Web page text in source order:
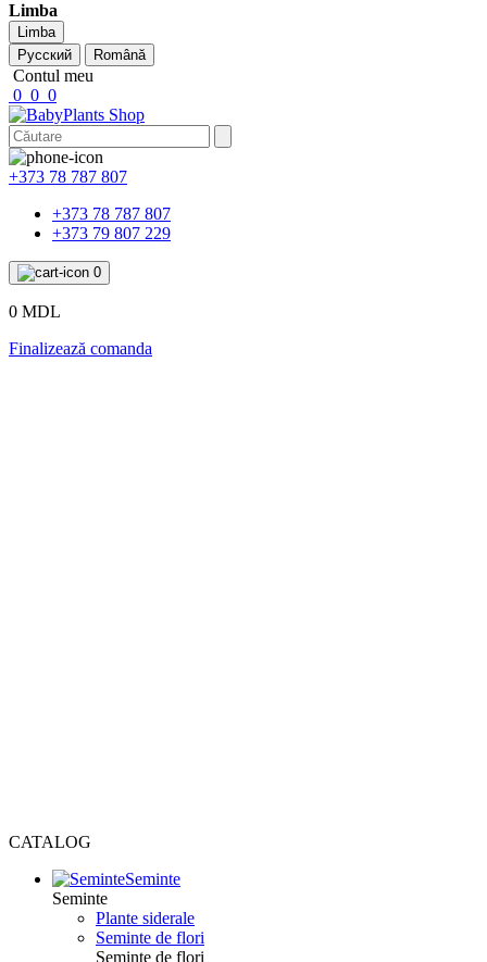
Limba
Limba
Русский
Română
Contul meu
0 0 0
+373 78 787 807
+373 78 787 807
+373 79 807 229
0
0 MDL
Finalizează comanda
CATALOG
Seminte
Seminte
Plante siderale
Seminte de flori
Seminte de flori